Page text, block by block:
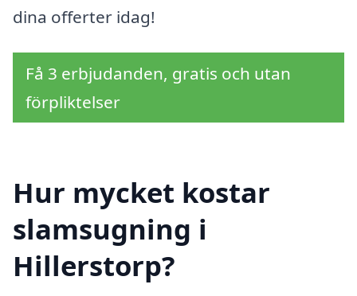
dina offerter idag!
Få 3 erbjudanden, gratis och utan
förpliktelser
Hur mycket kostar
slamsugning i
Hillerstorp?